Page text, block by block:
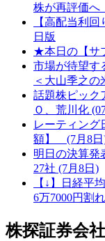
株が再評価へ
【高配当利
日版
★本日の【サ
市場が待望す
＜大山季之の
話題株ピック
Ｏ、荒川化
レーティング
額】 (7月8日
明日の決算
27社 (7月8日)
【↓】日経平
6万7000円割
株探証券会